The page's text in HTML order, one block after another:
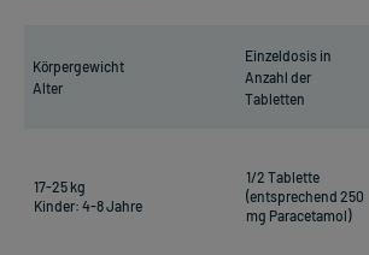
Körpergewicht
Alter
Einzeldosis in
Anzahl der
Tabletten
17-25 kg
Kinder: 4-8 Jahre
1/2 Tablette
(entsprechend 250
mg Paracetamol)